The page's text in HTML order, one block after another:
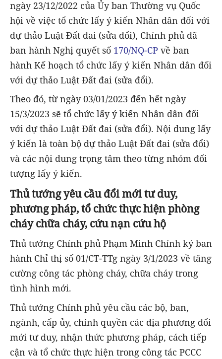
ngày 23/12/2022 của Ủy ban Thường vụ Quốc
hội về việc tổ chức lấy ý kiến Nhân dân đối với
dự thảo Luật Đất đai (sửa đổi), Chính phủ đã
ban hành Nghị quyết số 170/NQ-CP về ban
hành Kế hoạch tổ chức lấy ý kiến Nhân dân đối
với dự thảo Luật Đất đai (sửa đổi).
Theo đó, từ ngày 03/01/2023 đến hết ngày
15/3/2023 sẽ tổ chức lấy ý kiến Nhân dân đối
với dự thảo Luật Đất đai (sửa đổi). Nội dung lấy
ý kiến là toàn bộ dự thảo Luật Đất đai (sửa đổi)
và các nội dung trọng tâm theo từng nhóm đối
tượng lấy ý kiến.
Thủ tướng yêu cầu đổi mới tư duy,
phương pháp, tổ chức thực hiện phòng
cháy chữa cháy, cứu nạn cứu hộ
Thủ tướng Chính phủ Phạm Minh Chính ký ban
hành Chỉ thị số 01/CT-TTg ngày 3/1/2023 về tăng
cường công tác phòng cháy, chữa cháy trong
tình hình mới.
Thủ tướng Chính phủ yêu cầu các bộ, ban,
ngành, cấp ủy, chính quyền các địa phương đổi
mới tư duy, nhận thức phương pháp, cách tiếp
cận và tổ chức thực hiện trong công tác PCCC